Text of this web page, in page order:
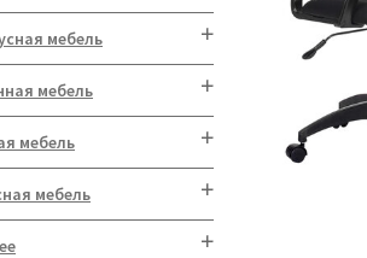
мебель
мебель
мебель
мебель